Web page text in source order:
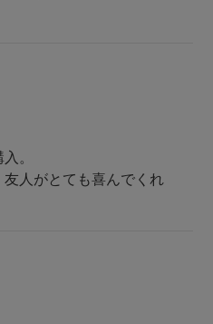
。
人がとても喜んでくれ